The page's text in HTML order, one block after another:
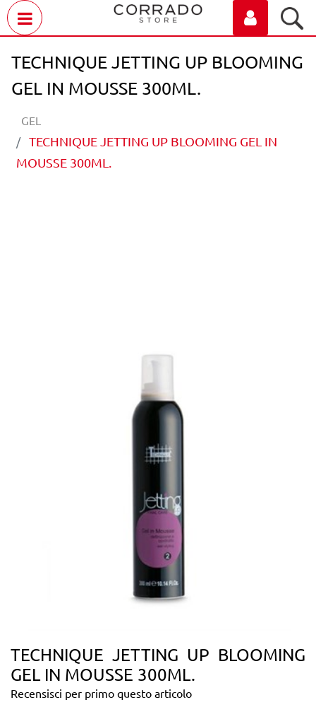
TECHNIQUE JETTING UP BLOOMING
GEL IN MOUSSE 300ML.
GEL
TECHNIQUE JETTING UP BLOOMING GEL IN
MOUSSE 300ML.
TECHNIQUE JETTING UP BLOOMING
GEL IN MOUSSE 300ML.
Recensisci per primo questo articolo